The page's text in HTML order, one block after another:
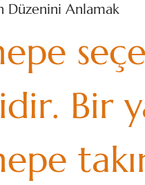
Düzenini Anlamak
Bir